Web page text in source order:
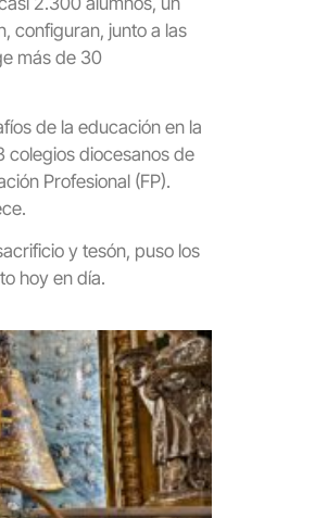
configuran, junto a las
más de 30
de la educación en la
colegios diocesanos de
Profesional (FP).
y tesón, puso los
hoy en día.